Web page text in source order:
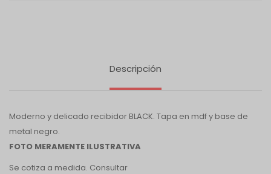
Descripción
Moderno y delicado recibidor BLACK. Tapa en mdf y base de
metal negro.
FOTO MERAMENTE ILUSTRATIVA
Se cotiza a medida. Consultar